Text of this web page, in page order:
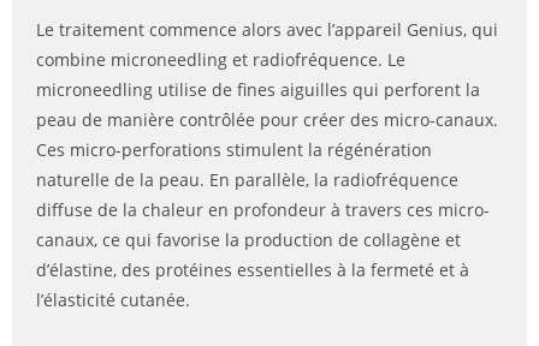
Le traitement commence alors avec l’appareil Genius, qui
combine microneedling et radiofréquence. Le
microneedling utilise de fines aiguilles qui perforent la
peau de manière contrôlée pour créer des micro-canaux.
Ces micro-perforations stimulent la régénération
naturelle de la peau. En parallèle, la radiofréquence
diffuse de la chaleur en profondeur à travers ces micro-
canaux, ce qui favorise la production de collagène et
d’élastine, des protéines essentielles à la fermeté et à
l’élasticité cutanée.